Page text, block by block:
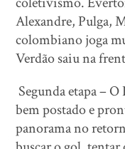
Alexandre, Pulga,
colombiano joga
Verdão saiu na
Segunda etapa –
bem postado e
panorama no